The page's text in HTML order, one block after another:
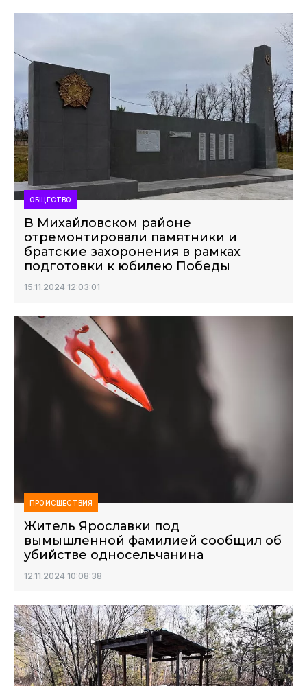
ОБЩЕСТВО
В Михайловском районе
отремонтировали памятники и
братские захоронения в рамках
подготовки к юбилею Победы
15.11.2024 12:03:01
ПРОИСШЕСТВИЯ
Житель Ярославки под
вымышленной фамилией сообщил об
убийстве односельчанина
12.11.2024 10:08:38